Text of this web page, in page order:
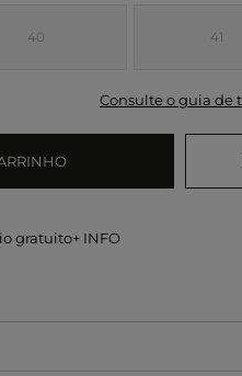
40 41
Consulte o guia de
gratuito+ INFO